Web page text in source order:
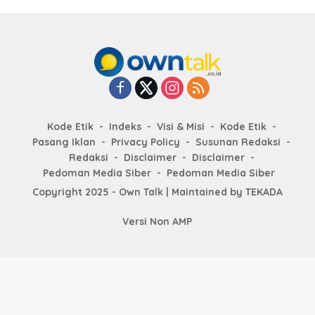
Kode Etik Indeks Visi & Misi
Kode Etik
Pasang Iklan
Privacy Policy
Susunan Redaksi
Redaksi
Disclaimer
Disclaimer
Pedoman Media Siber
Pedoman Media Siber
Copyright 2025 - Own Talk | Maintained by TEKADA
Versi Non AMP